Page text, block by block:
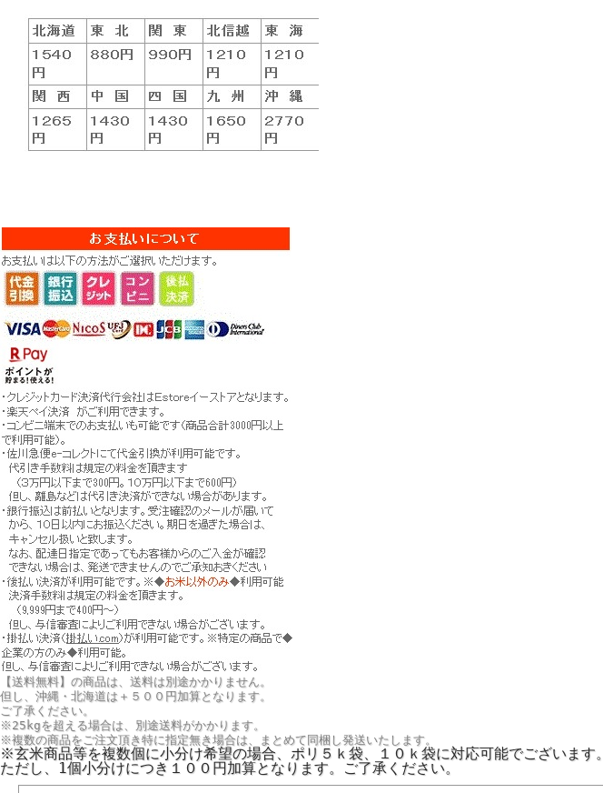
【送料無料】の商品は、送料は別途かかりません。
但し、 沖縄・北海道は＋５００円 加算となります。
ご了承ください。
※25kgを超える場合は、別途送料がかかります。
※複数の商品をご注文頂き特に指定無き場合は、まとめて同梱し発送いたします。
※玄米商品等を複数個に小分け希望の場合、ポリ５ｋ袋、１０ｋ袋に対応可能でございます。
ただし、1個小分けにつき１００円加算となります。ご了承ください。